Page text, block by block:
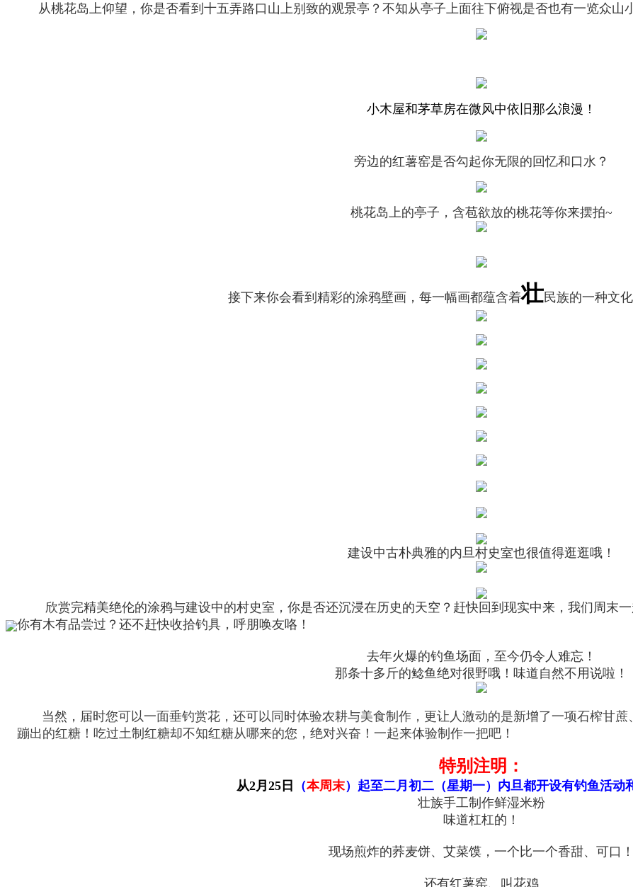
从桃花岛上仰望，你是否看到十五弄路口山上别致的观景亭？不知从亭子上面往下俯视是否也有一览众山
小木屋和茅草房在微风中依旧那么浪漫！
旁边的红薯窑是否勾起你无限的回忆和口水？
桃花岛上的亭子，含苞欲放的桃花等你来摆拍~
接下来你会看到精彩的涂鸦壁画，每一幅画都蕴含着壮民族的一种文
建设中古朴典雅的内旦村史室也很值得逛逛哦！
欣赏完精美绝伦的涂鸦与建设中的村史室，你是否还沉浸在历史的天空？赶快回到现实中来，我们周末
你有木有品尝过？还不赶快收拾钓具，呼朋唤友咯！
去年火爆的钓鱼场面，至今仍令人难忘！
那条十多斤的鲶鱼绝对很野哦！味道自然不用说啦！
当然， 届时您可以一面垂钓赏花，还可以同时体验农耕与美食制作，更让人激动的是新增了一项石榨甘
蹦出的红糖！吃过土制红糖却不知红糖从哪来的您，绝对兴奋！一起来体验制作一把吧！
特别注明：
从2月25日 （本周末） 起至二月初二（星期一）内旦都开设有钓鱼活动
壮族手工制作鲜湿米粉
味道杠杠的！
现场煎炸的荞麦饼、艾菜馍，一个比一个香甜、可口！
还有红薯窑、叫花鸡